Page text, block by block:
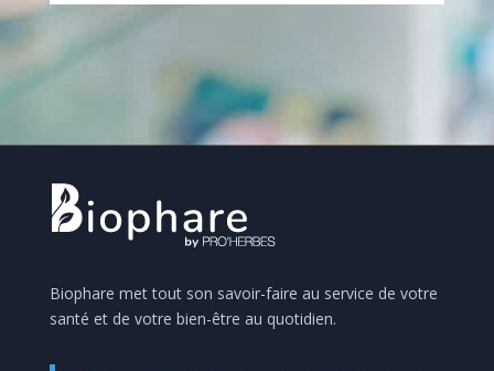
Biophare met tout son savoir-faire au service de votre
santé et de votre bien-être au quotidien.